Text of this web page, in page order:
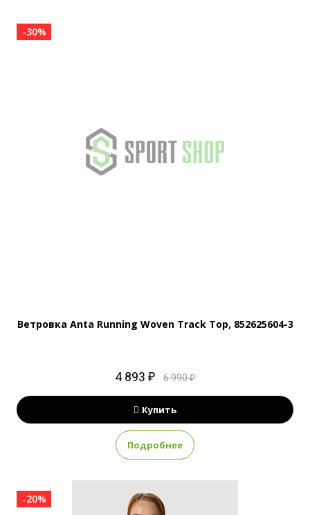
-30%
Ветровка Anta Running Woven Track Top, 852625604-3
4 893 ₽ 6 990 ₽
Купить
Подробнее
-20%